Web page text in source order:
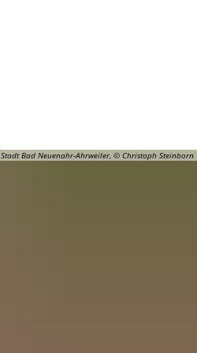
Stadt Bad Neuenahr-Ahrweiler, © Christoph Steinborn